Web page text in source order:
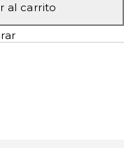
al carrito